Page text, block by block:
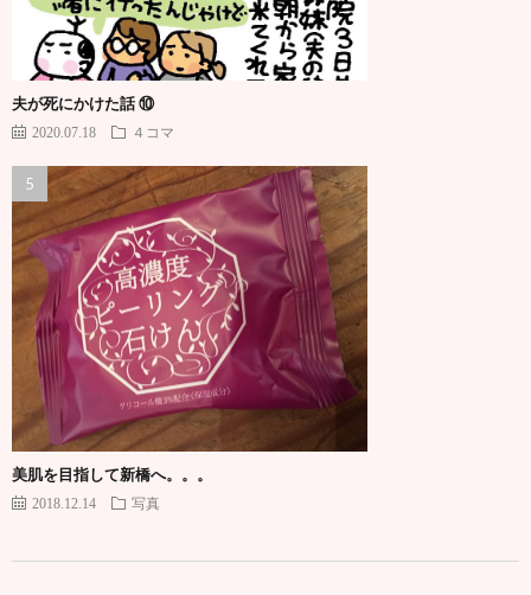
夫が死にかけた話 ⑩
2020.07.18 ４コマ
美肌を目指して新橋へ。。。
2018.12.14 写真